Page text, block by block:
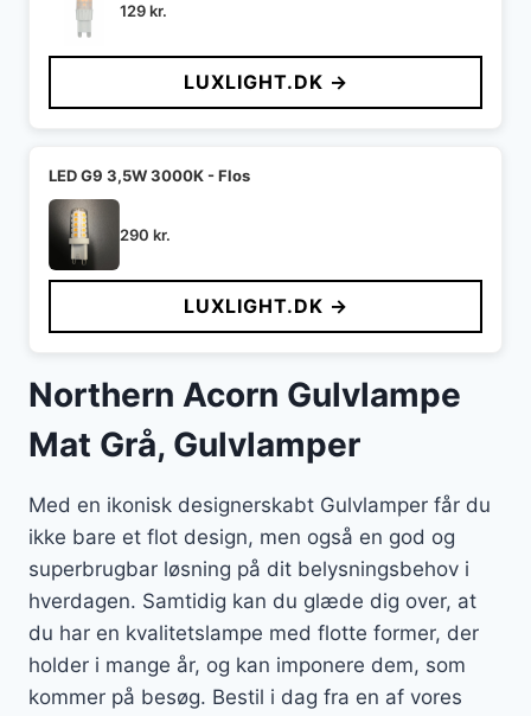
129kr.
LUXLIGHT.DK →
LED G9 3,5W 3000K - Flos
290 kr.
LUXLIGHT.DK →
Northern Acorn Gulvlampe
Mat Grå, Gulvlamper
Med en ikonisk designerskabt Gulvlamper får du
ikke bare et flot design, men også en god og
superbrugbar løsning på dit belysningsbehov i
hverdagen. Samtidig kan du glæde dig over, at
du har en kvalitetslampe med flotte former, der
holder i mange år, og kan imponere dem, som
kommer på besøg. Bestil i dag fra en af vores